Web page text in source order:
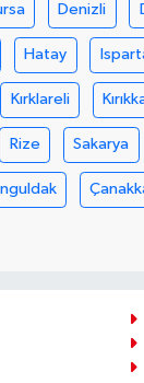
Denizli
Hatay
Kırklareli
Rize Sakarya